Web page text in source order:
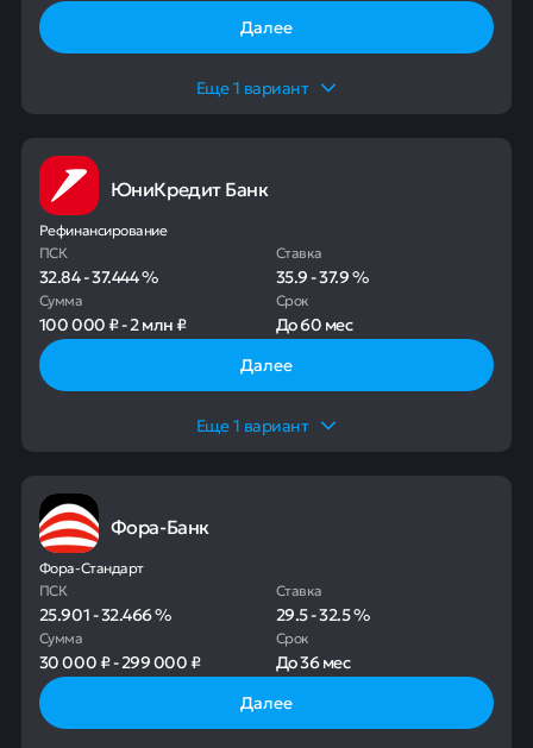
Далее
Еще1 вариант
ЮниКредит Банк
Рефинансирование
ПСК
32.84-37.444%
Ставка
35.9-37.9%
Сумма
100 000 ₽-2 млн ₽
Срок
До60 мес
Далее
Еще1 вариант
Фора-Банк
Фора-Стандарт
ПСК
25.901-32.466%
Ставка
29.5-32.5%
Сумма
30 000 ₽-299 000 ₽
Срок
До36 мес
Далее